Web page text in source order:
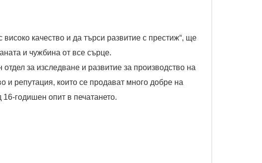
качество и да търси развитие с престиж“, ще
и чужбина от все сърце.
за изследване и развитие за производство на
и репутация, които се продават много добре на
годишен опит в печатането.